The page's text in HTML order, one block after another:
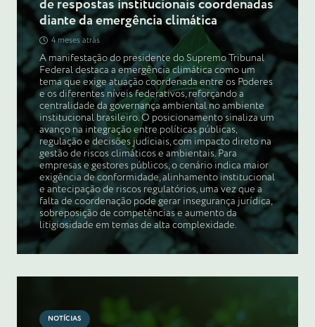
de respostas institucionais coordenadas
diante da emergência climática
4 meses atrás
A manifestação do presidente do Supremo Tribunal
Federal destaca a emergência climática como um
tema que exige atuação coordenada entre os Poderes
e os diferentes níveis federativos, reforçando a
centralidade da governança ambiental no ambiente
institucional brasileiro. O posicionamento sinaliza um
avanço na integração entre políticas públicas,
regulação e decisões judiciais, com impacto direto na
gestão de riscos climáticos e ambientais. Para
empresas e gestores públicos, o cenário indica maior
exigência de conformidade, alinhamento institucional
e antecipação de riscos regulatórios, uma vez que a
falta de coordenação pode gerar insegurança jurídica,
sobreposição de competências e aumento da
litigiosidade em temas de alta complexidade.
NOTÍCIAS